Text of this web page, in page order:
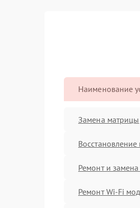
Наименование
Замена матрицы
Ремонт и
Ремонт Wi-Fi